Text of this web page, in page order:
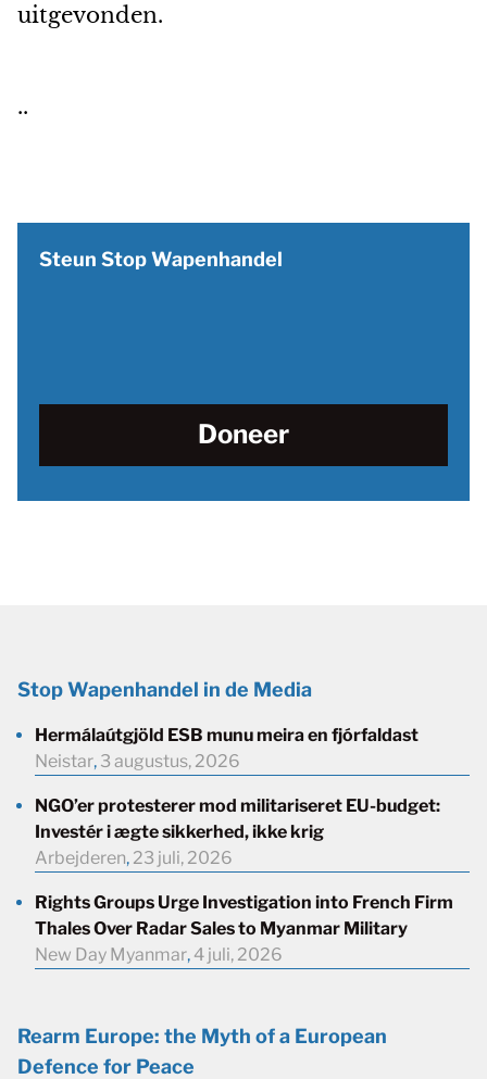
uitgevonden.
..
Steun Stop Wapenhandel
Doneer
Stop Wapenhandel in de Media
Hermálaútgjöld ESB munu meira en fjórfaldast
Neistar, 3 augustus, 2026
NGO’er protesterer mod militariseret EU-budget:
Investér i ægte sikkerhed, ikke krig
Arbejderen, 23 juli, 2026
Rights Groups Urge Investigation into French Firm
Thales Over Radar Sales to Myanmar Military
New Day Myanmar, 4 juli, 2026
Rearm Europe: the Myth of a European
Defence for Peace